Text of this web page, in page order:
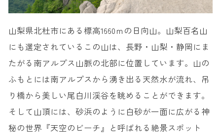
山梨県北杜市にある標高1660ｍの日向山。山梨百名山
にも選定されているこの山は、長野・山梨・静岡にま
たがる南アルプス山脈の北部に位置しています。山の
ふもとには南アルプスから湧き出る天然水が流れ、吊
り橋から美しい尾白川渓谷を眺めることができます。
そして山頂には、砂浜のように白砂が一面に広がる神
秘の世界『天空のビーチ』と呼ばれる絶景スポット